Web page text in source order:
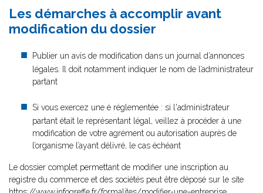
Les démarches à accomplir avant
modification du dossier
Publier un avis de modification dans un journal d’annonces
légales. Il doit notamment indiquer le nom de l’administrateur
partant
Si vous exercez une é réglementée : si l'administrateur
partant était le représentant légal, veillez à procéder à une
modification de votre agrément ou autorisation auprès de
l’organisme l’ayant délivré, le cas échéant
Le dossier complet permettant de modifier une inscription au
registre du commerce et des sociétés peut être déposé sur le site